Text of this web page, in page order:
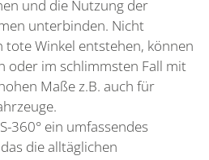
und die Nutzung der
unterbinden. Nicht
Winkel entstehen, können
oder im schlimmsten Fall mit
Maße z.B. auch für
360° ein umfassendes
die alltäglichen